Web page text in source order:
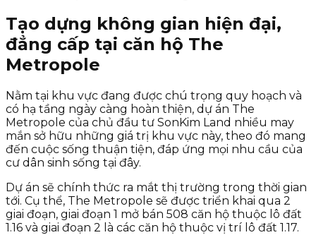
Tạo dựng không gian hiện đại,
đẳng cấp tại căn hộ The
Metropole
Nằm tại khu vực đang được chú trọng quy hoạch và
có hạ tầng ngày càng hoàn thiện, dự án The
Metropole của chủ đầu tư SonKim Land nhiều may
mắn sở hữu những giá trị khu vực này, theo đó mang
đến cuộc sống thuận tiện, đáp ứng mọi nhu cầu của
cư dân sinh sống tại đây.
Dự án sẽ chính thức ra mắt thị trường trong thời gian
tới. Cụ thể, The Metropole sẽ được triển khai qua 2
giai đoạn, giai đoạn 1 mở bán 508 căn hộ thuộc lô đất
1.16 và giai đoạn 2 là các căn hộ thuộc vị trí lô đất 1.17.